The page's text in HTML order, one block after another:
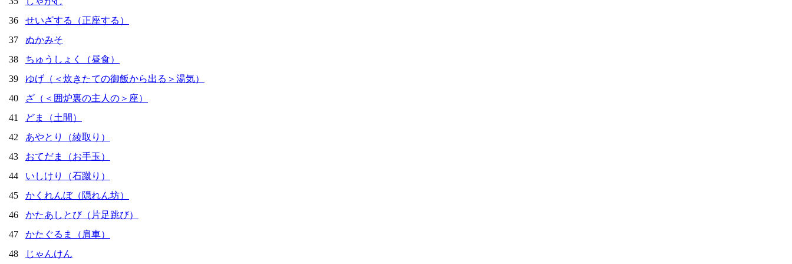
36
せいざする（正座する）
37
ぬかみそ
38
ちゅうしょく（昼食）
39
ゆげ（＜炊きたての御飯から出る＞湯気）
40
ざ（＜囲炉裏の主人の＞座）
41
どま（土間）
42
あやとり（綾取り）
43
おてだま（お手玉）
44
いしけり（石蹴り）
45
かくれんぼ（隠れん坊）
46
かたあしとび（片足跳び）
47
かたぐるま（肩車）
48
じゃんけん